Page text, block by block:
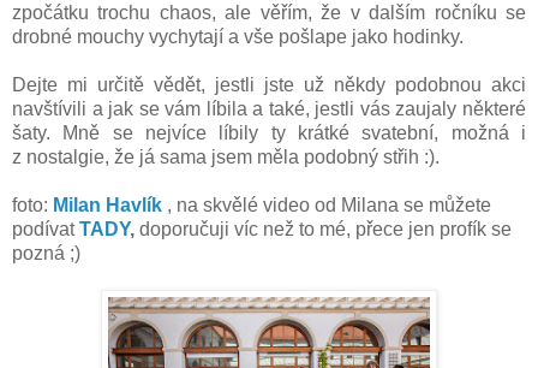
zpočátku trochu chaos, ale věřím, že v dalším ročníku se
drobné mouchy vychytají a vše pošlape jako hodinky.
Dejte mi určitě vědět, jestli jste už někdy podobnou akci
navštívili a jak se vám líbila a také, jestli vás zaujaly některé
šaty. Mně se nejvíce líbily ty krátké svatební, možná i
z nostalgie, že já sama jsem měla podobný střih :).
foto: Milan Havlík , na skvělé video od Milana se můžete
podívatTADY, doporučuji víc než to mé, přece jen profík se
pozná ;)